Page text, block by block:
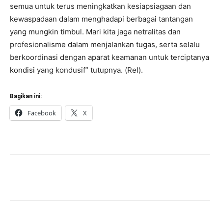
semua untuk terus meningkatkan kesiapsiagaan dan
kewaspadaan dalam menghadapi berbagai tantangan
yang mungkin timbul. Mari kita jaga netralitas dan
profesionalisme dalam menjalankan tugas, serta selalu
berkoordinasi dengan aparat keamanan untuk terciptanya
kondisi yang kondusif” tutupnya. (Rel).
Bagikan ini:
Facebook X